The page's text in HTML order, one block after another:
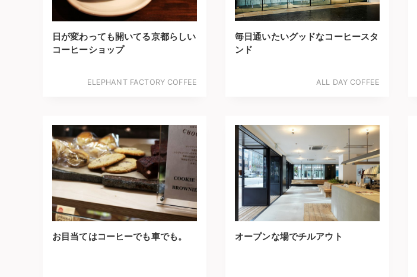
日が変わっても開いてる京都らしい
コーヒーショップ
ELEPHANT FACTORY COFFEE
毎日通いたいグッドなコーヒースタ
ンド
ALL DAY COFFEE
お目当てはコーヒーでも車でも。 オープンな場でチルアウト